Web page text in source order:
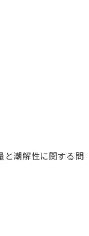
と潮解性に関する問